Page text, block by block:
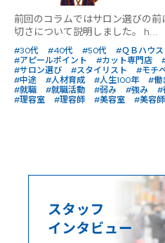
前回のコラムではサロン選びの
切さについて説明しました。 h...
#30代 #40代 #50代 #ＱＢハウス
#アピールポイント
#カット専門店
#サロン選び
#スタイリスト #モチ
#中途
#人材育成 #人生100年 #働
#就職
#就職活動 #弱み #強み #
#理容室
#理容師 #美容室 #美容師